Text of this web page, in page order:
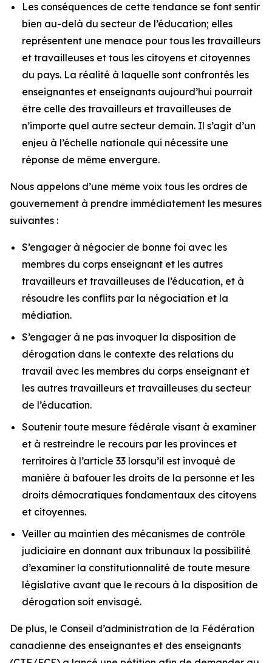
Les conséquences de cette tendance se font sentir
bien au-delà du secteur de l’éducation; elles
représentent une menace pour tous les travailleurs
et travailleuses et tous les citoyens et citoyennes
du pays. La réalité à laquelle sont confrontés les
enseignantes et enseignants aujourd’hui pourrait
être celle des travailleurs et travailleuses de
n’importe quel autre secteur demain. Il s’agit d’un
enjeu à l’échelle nationale qui nécessite une
réponse de même envergure.
Nous appelons d’une même voix tous les ordres de
gouvernement à prendre immédiatement les mesures
suivantes :
S’engager à négocier de bonne foi avec les
membres du corps enseignant et les autres
travailleurs et travailleuses de l’éducation, et à
résoudre les conflits par la négociation et la
médiation.
S’engager à ne pas invoquer la disposition de
dérogation dans le contexte des relations du
travail avec les membres du corps enseignant et
les autres travailleurs et travailleuses du secteur
de l’éducation.
Soutenir toute mesure fédérale visant à examiner
et à restreindre le recours par les provinces et
territoires à l’article 33 lorsqu’il est invoqué de
manière à bafouer les droits de la personne et les
droits démocratiques fondamentaux des citoyens
et citoyennes.
Veiller au maintien des mécanismes de contrôle
judiciaire en donnant aux tribunaux la possibilité
d’examiner la constitutionnalité de toute mesure
législative avant que le recours à la disposition de
dérogation soit envisagé.
De plus, le Conseil d’administration de la Fédération
canadienne des enseignantes et des enseignants